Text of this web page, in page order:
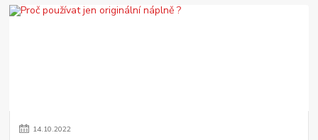
14.10.2022